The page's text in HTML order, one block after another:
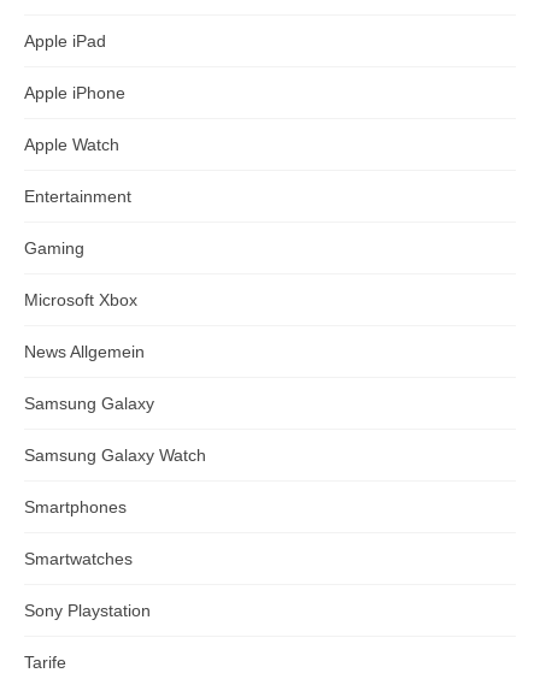
Apple iPad
Apple iPhone
Apple Watch
Entertainment
Gaming
Microsoft Xbox
News Allgemein
Samsung Galaxy
Samsung Galaxy Watch
Smartphones
Smartwatches
Sony Playstation
Tarife